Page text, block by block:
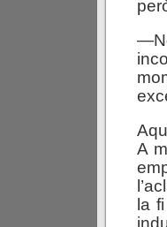
A
la